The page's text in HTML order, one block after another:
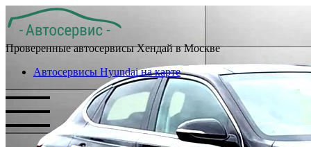
Проверенные автосервисы Хендай в Москве
Автосервисы Hyundai на карте